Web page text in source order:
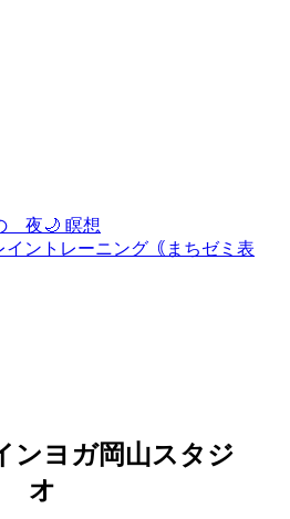
夜🌙 瞑想
ントレーニング｟まちゼミ表
ンヨガ岡山スタジ
オ